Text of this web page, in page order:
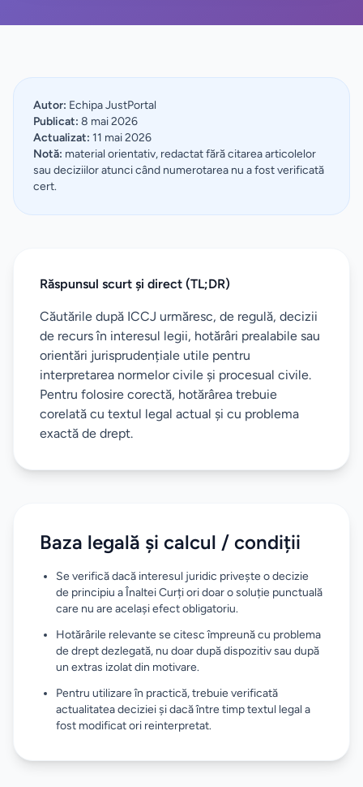
Autor: Echipa JustPortal
Publicat: 8 mai 2026
Actualizat: 11 mai 2026
Notă: material orientativ, redactat fără citarea articolelor
sau deciziilor atunci când numerotarea nu a fost verificată
cert.
Răspunsul scurt și direct (TL;DR)
Căutările după ICCJ urmăresc, de regulă, decizii
de recurs în interesul legii, hotărâri prealabile sau
orientări jurisprudențiale utile pentru
interpretarea normelor civile și procesual civile.
Pentru folosire corectă, hotărârea trebuie
corelată cu textul legal actual și cu problema
exactă de drept.
Baza legală și calcul / condiții
Se verifică dacă interesul juridic privește o decizie
de principiu a Înaltei Curți ori doar o soluție punctuală
care nu are același efect obligatoriu.
Hotărârile relevante se citesc împreună cu problema
de drept dezlegată, nu doar după dispozitiv sau după
un extras izolat din motivare.
Pentru utilizare în practică, trebuie verificată
actualitatea deciziei și dacă între timp textul legal a
fost modificat ori reinterpretat.